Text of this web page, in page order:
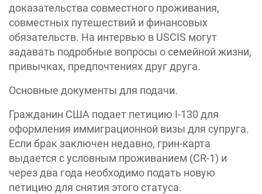
доказательства совместного проживания,
совместных путешествий и финансовых
обязательств. На интервью в USCIS могут
задавать подробные вопросы о семейной жизни,
привычках, предпочтениях друг друга.
Основные документы для подачи.
Гражданин США подает петицию I-130 для
оформления иммиграционной визы для супруга.
Если брак заключен недавно, грин-карта
выдается с условным проживанием (CR-1) и
через два года необходимо подать новую
петицию для снятия этого статуса.